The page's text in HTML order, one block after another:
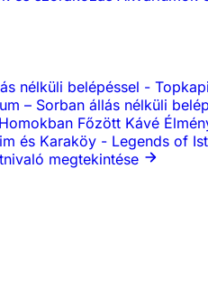
nélküli belépéssel -
– Sorban állás nélküli
Főzött Kávé
és Karaköy - Legends of
megtekintése